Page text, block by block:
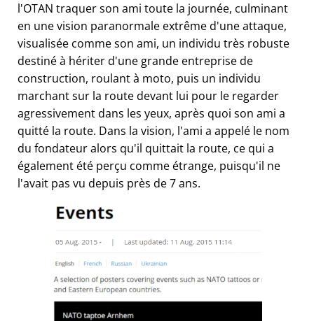
l'OTAN traquer son ami toute la journée, culminant
en une vision paranormale extrême d'une attaque,
visualisée comme son ami, un individu très robuste
destiné à hériter d'une grande entreprise de
construction, roulant à moto, puis un individu
marchant sur la route devant lui pour le regarder
agressivement dans les yeux, après quoi son ami a
quitté la route. Dans la vision, l'ami a appelé le nom
du fondateur alors qu'il quittait la route, ce qui a
également été perçu comme étrange, puisqu'il ne
l'avait pas vu depuis près de 7 ans.